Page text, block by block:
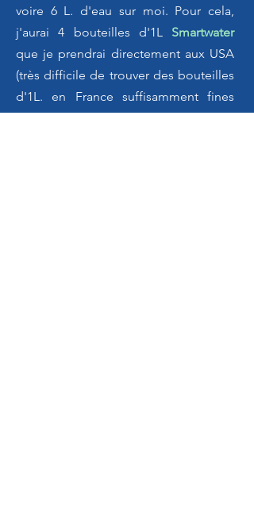
voire 6 L. d'eau sur moi. Pour cela,
j'aurai 4 bouteilles d'1L Smartwater
que je prendrai directement aux USA
(très difficile de trouver des bouteilles
d'1L. en France suffisamment fines
pour rentrer dans les poches à eau) et